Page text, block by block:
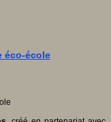
éco-école